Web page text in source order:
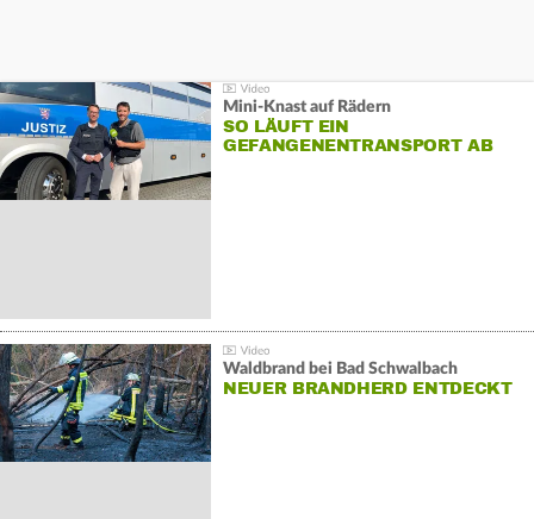
Mini-Knast auf Rädern
SO LÄUFT EIN
GEFANGENENTRANSPORT AB
Waldbrand bei Bad Schwalbach
NEUER BRANDHERD ENTDECKT